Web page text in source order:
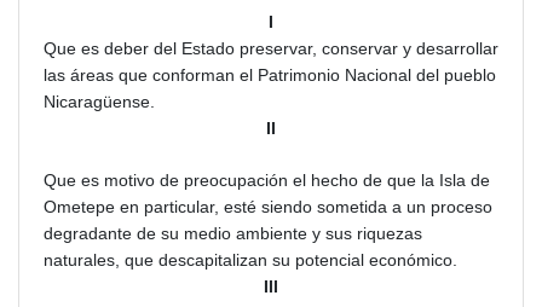
I
Que es deber del Estado preservar, conservar y desarrollar
las áreas que conforman el Patrimonio Nacional del pueblo
Nicaragüense.
II
Que es motivo de preocupación el hecho de que la Isla de
Ometepe en particular, esté siendo sometida a un proceso
degradante de su medio ambiente y sus riquezas
naturales, que descapitalizan su potencial económico.
III